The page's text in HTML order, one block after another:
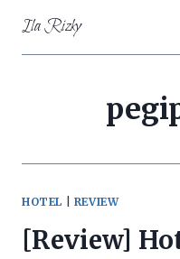
content
Ila Rizky
HOTEL REVIEW
[Review]